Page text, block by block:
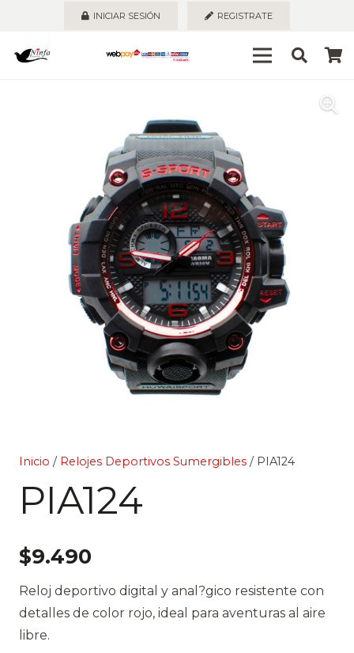
INICIAR SESIÓN REGISTRATE
Inicio / Relojes Deportivos Sumergibles / PIA124
PIA124
$9.490
Reloj deportivo digital y anal?gico resistente con
detalles de color rojo, ideal para aventuras al aire
libre.